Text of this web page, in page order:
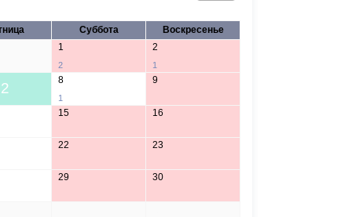
Суббота
Воскресенье
1
2
2
1
2 8
1
9
15 16
22 23
29 30